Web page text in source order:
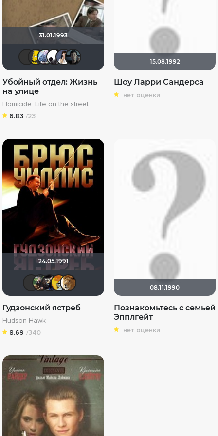
31.01.1993
IenKazami
El Bartid257669600
Nostromo55
IDANIKO
Полиция Нравов
Убойный отдел: Жизнь
на улице
Homicide: Life on the street
6.83 /23
15.08.1992
Шоу Ларри Сандерса
нет оценки
24.05.1991
chaos-lilith
Олег Владимирович
OG SmokeAlot
bеndеr
murik147
Гудзонский ястреб
Hudson Hawk
8.69 /340
08.11.1990
Познакомьтесь с семьей
Эпплгейт
нет оценки